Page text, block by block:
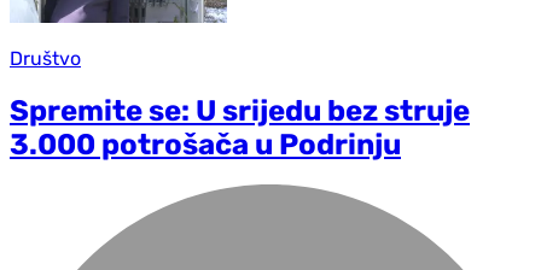
Društvo
Spremite se: U srijedu bez struje
3.000 potrošača u Podrinju